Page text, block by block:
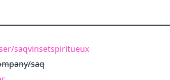
saqvinsetspiritueux
saq